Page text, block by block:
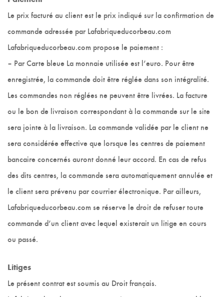
Le prix facturé au client est le prix indiqué sur la confirmation de
commande adressée par Lafabriqueducorbeau.com
Lafabriqueducorbeau.com propose le paiement :
– Par Carte bleue La monnaie utilisée est l’euro. Pour être
enregistrée, la commande doit être réglée dans son intégralité.
Les commandes non réglées ne peuvent être livrées. La facture
ou le bon de livraison correspondant à la commande sur le site
sera jointe à la livraison. La commande validée par le client ne
sera considérée effective que lorsque les centres de paiement
bancaire concernés auront donné leur accord. En cas de refus
des dits centres, la commande sera automatiquement annulée et
le client sera prévenu par courrier électronique. Par ailleurs,
Lafabriqueducorbeau.com se réserve le droit de refuser toute
commande d’un client avec lequel existerait un litige en cours
ou passé.
Litiges
Le présent contrat est soumis au Droit français.